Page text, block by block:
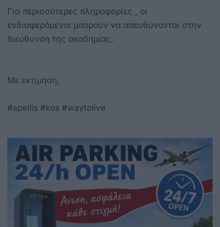
Για περισσότερες πληροφορίες , οι
ενδιαφερόμενοι μπορούν να απευθύνονται στην
διεύθυνση της ακαδημίας.
Με εκτίμηση,
#apellis #kos #waytolive